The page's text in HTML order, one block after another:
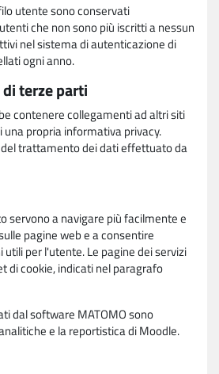
utente sono conservati
che non sono più iscritti a nessun
nel sistema di autenticazione di
ogni anno.
terze parti
contenere collegamenti ad altri siti
propria informativa privacy.
trattamento dei dati effettuato da
servono a navigare più facilmente e
pagine web e a consentire
per l'utente. Le pagine dei servizi
di cookie, indicati nel paragrafo
dal software MATOMO sono
e la reportistica di Moodle.